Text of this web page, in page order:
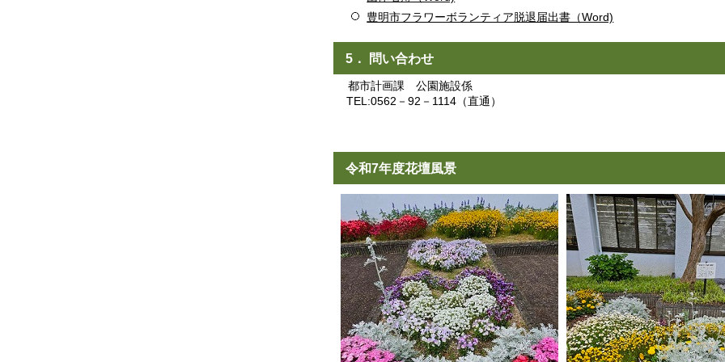
豊明市フラワーボランティア脱退届出書（Word)
5． 問い合わせ
都市計画課 公園施設係
TEL:0562－92－1114（直通）
令和7年度花壇風景